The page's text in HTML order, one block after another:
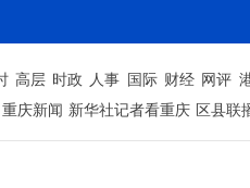
高层 时政 人事 国际 财经 网评
重庆新闻 新华社记者看重庆 区县联